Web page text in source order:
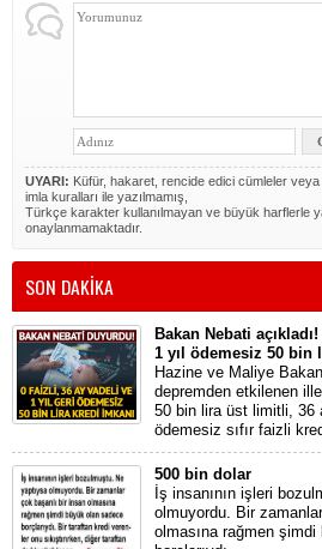
UYARI: Küfür, hakaret, rencide edici cümleler veya
imla kuralları ile yazılmamış,
Türkçe karakter kullanılmayan ve büyük harflerle
onaylanmamaktadır.
SON DAKİKA
Bakan Nebati
1 yıl ödemesiz 50 bin
Hazine ve Maliye
depremden etkilenen
50 bin lira üst limitli, 36
ödemesiz sıfır faizli
500 bin dolar
İş insanının işleri
olmuyordu. Bir
olmasına rağmen